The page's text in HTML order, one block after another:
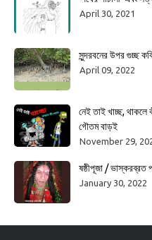
April 30, 2021
সুন্দরবনের উপর গুচ্ছ
April 09, 2022
নেই তাই খাচ্ছ, থাকলে
গৌতম বাড়ই
November 29,
ষষ্ঠীপূজা / ভাস্করব্রত
January 30, 2022